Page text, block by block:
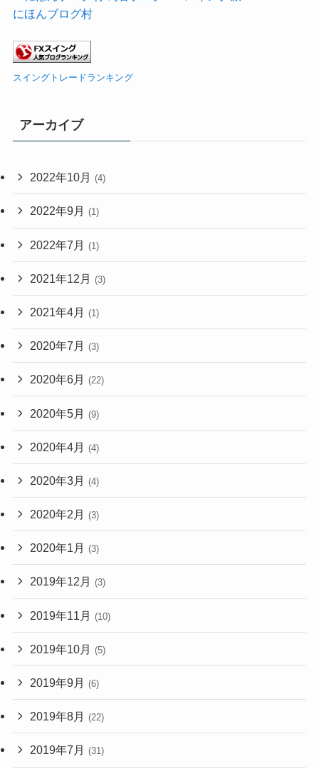
にほんブログ村
スイングトレードランキング
アーカイブ
2022年10月 (4)
2022年9月 (1)
2022年7月 (1)
2021年12月 (3)
2021年4月 (1)
2020年7月 (3)
2020年6月 (22)
2020年5月 (9)
2020年4月 (4)
2020年3月 (4)
2020年2月 (3)
2020年1月 (3)
2019年12月 (3)
2019年11月 (10)
2019年10月 (5)
2019年9月 (6)
2019年8月 (22)
2019年7月 (31)